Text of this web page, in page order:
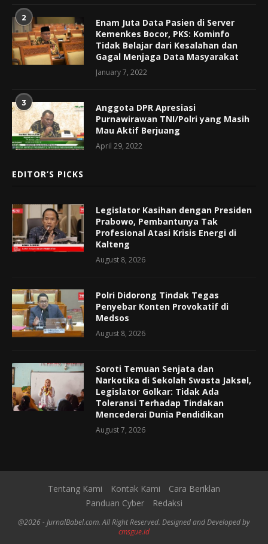
2
Enam Juta Data Pasien di Server
Kemenkes Bocor, PKS: Kominfo
Tidak Belajar dari Kesalahan dan
Gagal Menjaga Data Masyarakat
January 7, 2022
3
Anggota DPR Apresiasi
Purnawirawan TNI/Polri yang Masih
Mau Aktif Berjuang
April 29, 2022
EDITOR’S PICKS
Legislator Kasihan dengan Presiden
Prabowo, Pembantunya Tak
Profesional Atasi Krisis Energi di
Kalteng
August 8, 2026
Polri Didorong Tindak Tegas
Penyebar Konten Provokatif di
Medsos
August 8, 2026
Soroti Temuan Senjata dan
Narkotika di Sekolah Swasta Jaksel,
Legislator Golkar: Tidak Ada
Toleransi Terhadap Tindakan
Mencederai Dunia Pendidikan
August 7, 2026
Tentang Kami Kontak Kami
Cara Beriklan
Panduan Cyber
Redaksi
@2026 - JurnalBabel.com. All Right Reserved. Designed and Developed by
cmsgue.id